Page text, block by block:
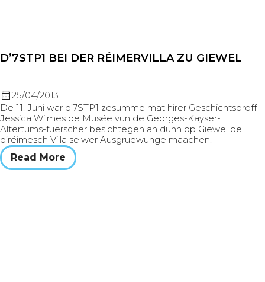
D’7STP1 BEI DER RÉIMERVILLA ZU GIEWEL
25/04/2013
De 11. Juni war d’7STP1 zesumme mat hirer Geschichtsproff
Jessica Wilmes de Musée vun de Georges-Kayser-
Altertums-fuerscher besichtegen an dunn op Giewel bei
d’réimesch Villa selwer Ausgruewunge maachen.
Read More